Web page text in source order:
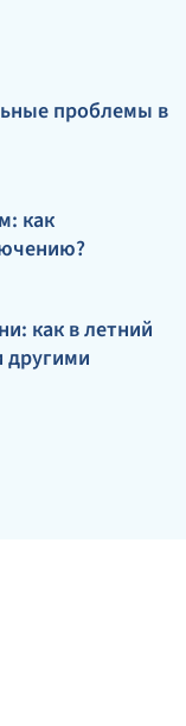
проблемы в
как
как в летний
другими